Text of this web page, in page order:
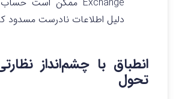
دلیل اطلاعات نادرست مسدود
انطباق با چشم‌انداز
تحول